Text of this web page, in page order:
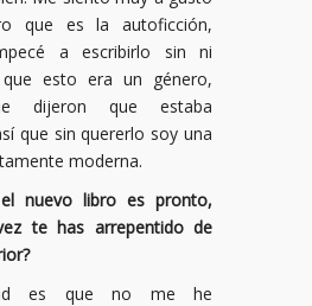
que es la autoficción,
a escribirlo sin ni
que esto era un género,
dijeron que estaba
que sin quererlo soy una
moderna.
nuevo libro es pronto,
te has arrepentido de
es que no me he